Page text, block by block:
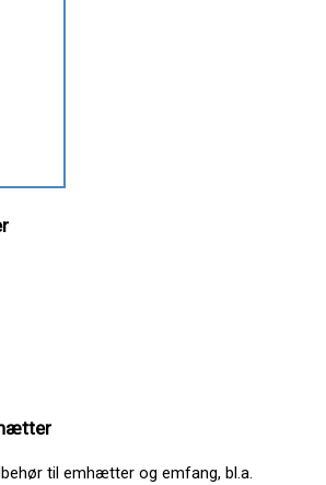
til emhætter og emfang, bl.a.